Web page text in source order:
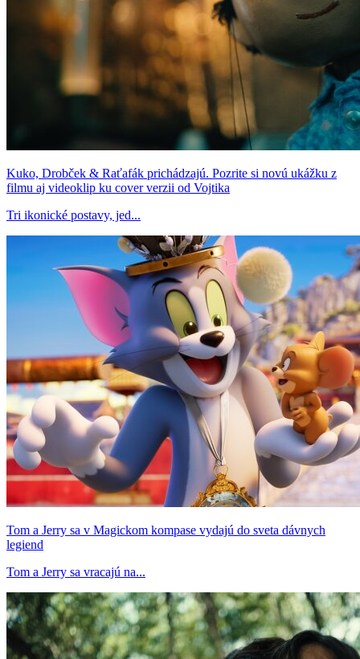
Kuko, Drobček & Raťafák prichádzajú. Pozrite si novú ukážku z
filmu aj videoklip ku cover verzii od Vojtika
Tri ikonické postavy, jed...
Tom a Jerry sa v Magickom kompase vydajú do sveta dávnych
legiend
Tom a Jerry sa vracajú na...